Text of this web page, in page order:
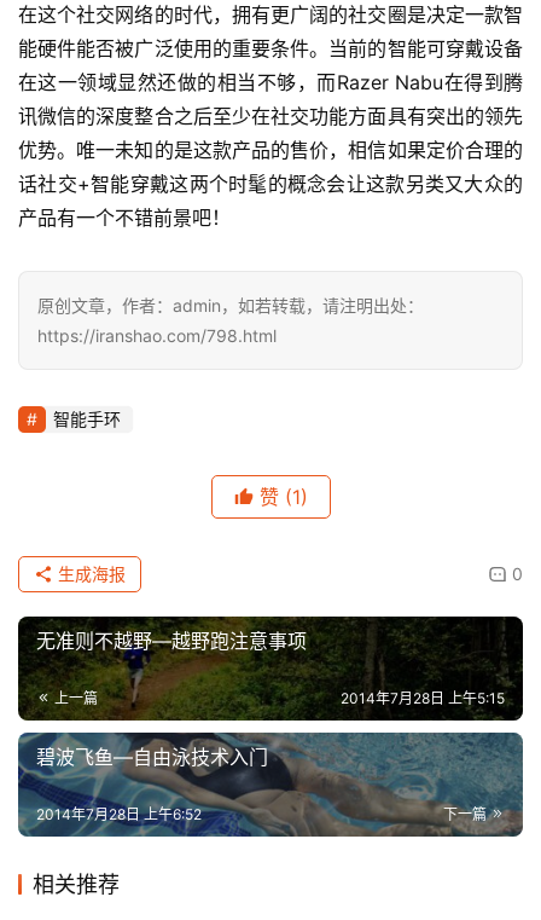
在这个社交网络的时代，拥有更广阔的社交圈是决定一款智
能硬件能否被广泛使用的重要条件。当前的智能可穿戴设备
在这一领域显然还做的相当不够，而Razer Nabu在得到腾
讯微信的深度整合之后至少在社交功能方面具有突出的领先
优势。唯一未知的是这款产品的售价，相信如果定价合理的
话社交+智能穿戴这两个时髦的概念会让这款另类又大众的
产品有一个不错前景吧！
原创文章，作者：admin，如若转载，请注明出处：
https://iranshao.com/798.html
智能手环
赞 (1)
0
生成海报
无准则不越野—越野跑注意事项
上一篇 2014年7月28日 上午5:15
碧波飞鱼—自由泳技术入门
下一篇
2014年7月28日 上午6:52
相关推荐